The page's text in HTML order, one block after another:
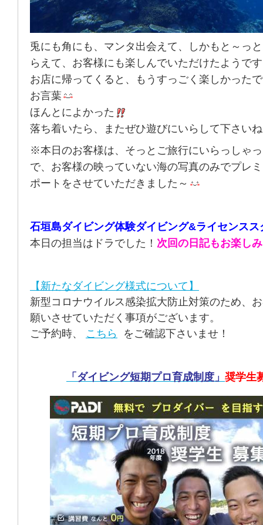
兎にも角にも、マンタ出会えて、しかもと～っ
らえて、お客様にも楽しんでいただけたようです
お店に帰ってくると、もうすっごく楽しかった
お言葉
ほんとによかった
落ち着いたら、またぜひ遊びにいらして下さい
※本日のお客様は、そっとご旅行にいらっしゃ
で、お客様の映っていない海の写真のみでプレ
ポートをさせていただきました～
石垣島ダイビング体験ダイビング&ライセンスス
本日の担当はドラでした！ 次回の日記もお楽し
【新たなダイビング様式について】
新型コロナウイルス感染拡大防止対策のため、
願いさせていただく事項がございます。
ご予約時、 こちら をご確認下さいませ！
「ダイビング短期プロ育成制度」 奨学生